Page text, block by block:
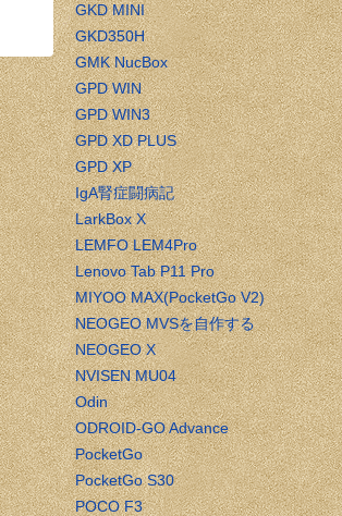
GKD MINI
GKD350H
GMK NucBox
GPD WIN
GPD WIN3
GPD XD PLUS
GPD XP
IgA腎症闘病記
LarkBox X
LEMFO LEM4Pro
Lenovo Tab P11 Pro
MIYOO MAX(PocketGo V2)
NEOGEO MVSを自作する
NEOGEO X
NVISEN MU04
Odin
ODROID-GO Advance
PocketGo
PocketGo S30
POCO F3